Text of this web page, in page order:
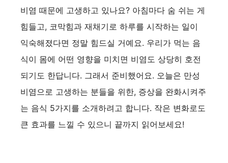
비염 때문에 고생하고 있나요? 아침마다 숨 쉬는 게
힘들고, 코막힘과 재채기로 하루를 시작하는 일이
익숙해졌다면 정말 힘드실 거예요. 우리가 먹는 음
식이 몸에 어떤 영향을 미치면 비염도 상당히 호전
되기도 한답니다. 그래서 준비했어요. 오늘은 만성
비염으로 고생하는 분들을 위한, 증상을 완화시켜주
는 음식 5가지를 소개하려고 합니다. 작은 변화로도
큰 효과를 느낄 수 있으니 끝까지 읽어보세요!